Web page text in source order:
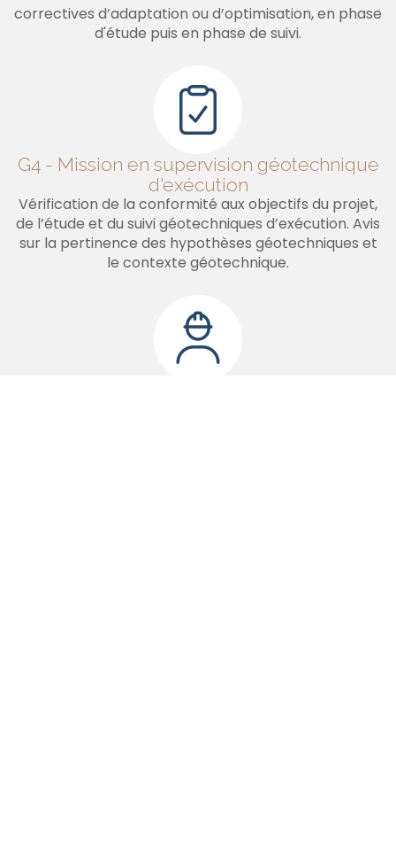
correctives d’adaptation ou d’optimisation, en phase
d'étude puis en phase de suivi.
G4 - Mission en supervision géotechnique
d'exécution
Vérification de la conformité aux objectifs du projet,
de l’étude et du suivi géotechniques d’exécution. Avis
sur la pertinence des hypothèses géotechniques et
le contexte géotechnique.